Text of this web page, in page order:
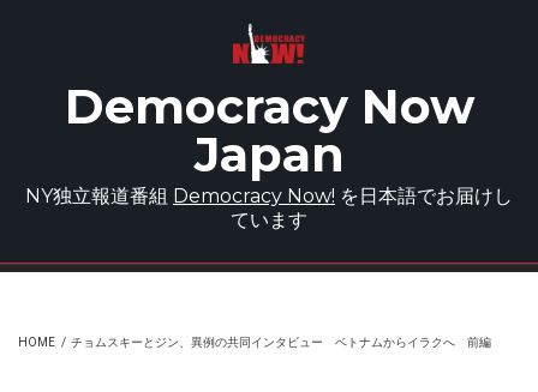
Democracy Now
Japan
NY独立報道番組 Democracy Now! を日本語でお届けし
ています
HOME / チョムスキーとジン、異例の共同インタビュー ベトナムからイラクへ 前編